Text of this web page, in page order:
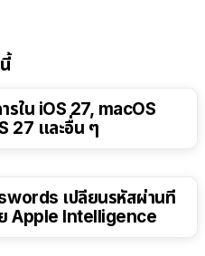
รใน iOS 27, macOS
27 และอื่น ๆ
เปลี่ยนรหัสผ่านที่
Apple Intelligence